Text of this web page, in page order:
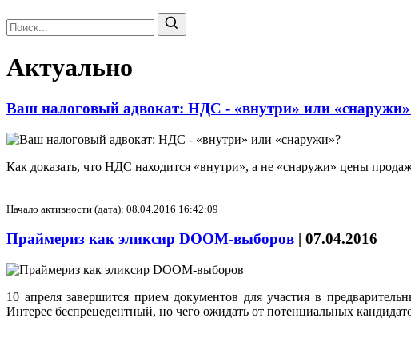
Актуально
Ваш налоговый адвокат: НДС - «внутри» или
Как доказать, что НДС находится «внутри», а не «снаружи» цены
Начало активности (дата): 08.04.2016 16:42:09
Праймериз как эликсир DOOM-выборов | 07.04.2016
10 апреля завершится прием документов для участия в
Интерес беспрецедентный, но чего ожидать от потенциальных